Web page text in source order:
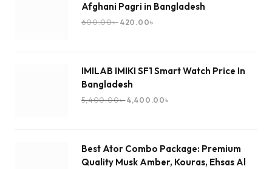
Afghani Pagri in Bangladesh
600.00৳ 420.00৳
IMILAB IMIKI SF1 Smart Watch Price In
Bangladesh
5,400.00৳ 4,400.00৳
Best Ator Combo Package: Premium
Quality Musk Amber, Kouras, Ehsas Al